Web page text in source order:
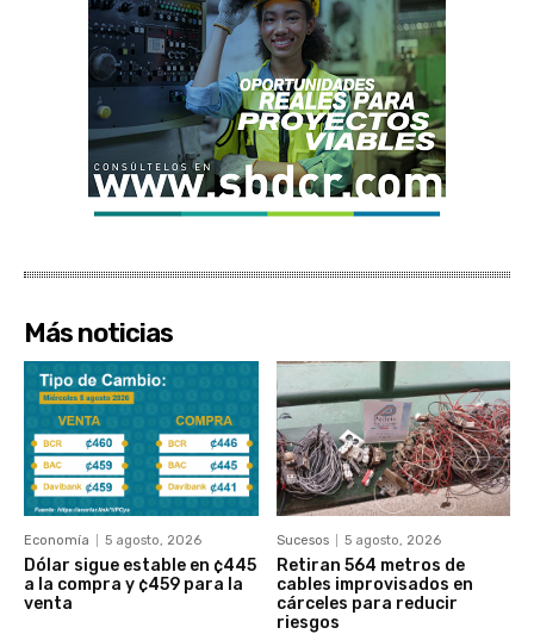
Más noticias
Economía 5 agosto, 2026
Dólar sigue estable en ¢445
a la compra y ¢459 para la
venta
Sucesos 5 agosto, 2026
Retiran 564 metros de
cables improvisados en
cárceles para reducir
riesgos